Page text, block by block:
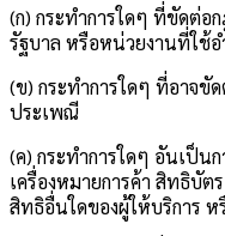
(ก) กระทำการใดๆ ที่ขัดต่อ
รัฐบาล หรือหน่วยงานที่ใช้อ
(ข) กระทำการใดๆ ที่อาจขั
ประเพณี
(ค) กระทำการใดๆ อันเป็
เครื่องหมายการค้า สิทธิบั
สิทธิอื่นใดของผู้ให้บริการ